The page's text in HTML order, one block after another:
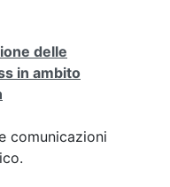
delle
in ambito
comunicazioni